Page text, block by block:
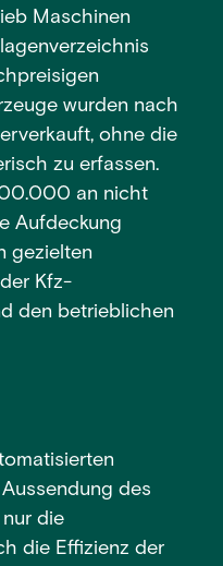
Maschinen
wurden nach
ohne die
zu erfassen.
an nicht
Aufdeckung
gezielten
Kfz-
den betrieblichen
des
die
die Effizienz der